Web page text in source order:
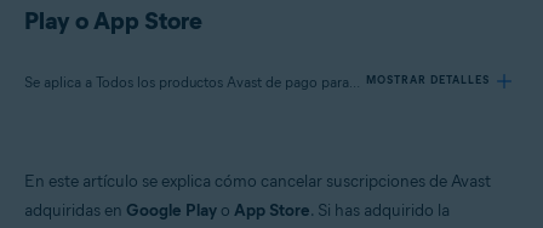
Play o App Store
Se aplica a Todos los productos Avast de pago para consumidores para Android y iOS MOSTRAR DETALLES
Productos:
Todos los productos Avast de pago para consumidores para Android y iOS
En este artículo se explica cómo cancelar suscripciones de Avast
adquiridas en Google Play o App Store. Si has adquirido la